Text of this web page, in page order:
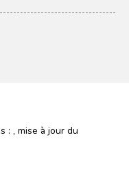
: , mise à jour du